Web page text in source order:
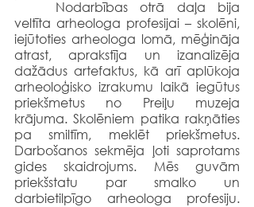
veltīta arheologa profesijai – skolēni,
iejūtoties arheologa lomā, mēģināja
atrast, aprakstīja un izanalizēja
dažādus artefaktus, kā arī aplūkoja
arheoloģisko izrakumu laikā iegūtus
priekšmetus no Preiļu muzeja
krājuma. Skolēniem patika rakņāties
pa smiltīm, meklēt priekšmetus.
Darbošanos sekmēja ļoti saprotams
gides skaidrojums. Mēs guvām
priekšstatu par smalko un
darbietilpīgo arheologa profesiju.